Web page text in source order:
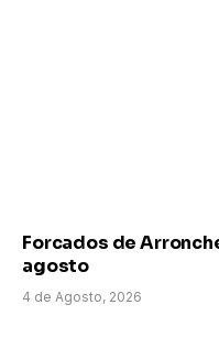
Forcados de
agosto
4 de Agosto, 2026